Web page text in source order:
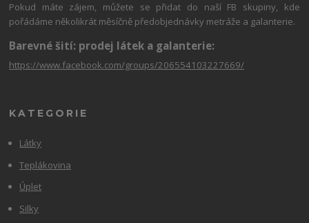
Pokud máte zájem, můžete se přidat do naší FB skupiny, kde
pořádáme několikrát měsíčně předobjednávky metráže a galanterie.
Barevné šití: prodej látek a galanterie:
https://www.facebook.com/groups/206554103227669/
KATEGORIE
Látky
Teplákovina
Úplet
Silky